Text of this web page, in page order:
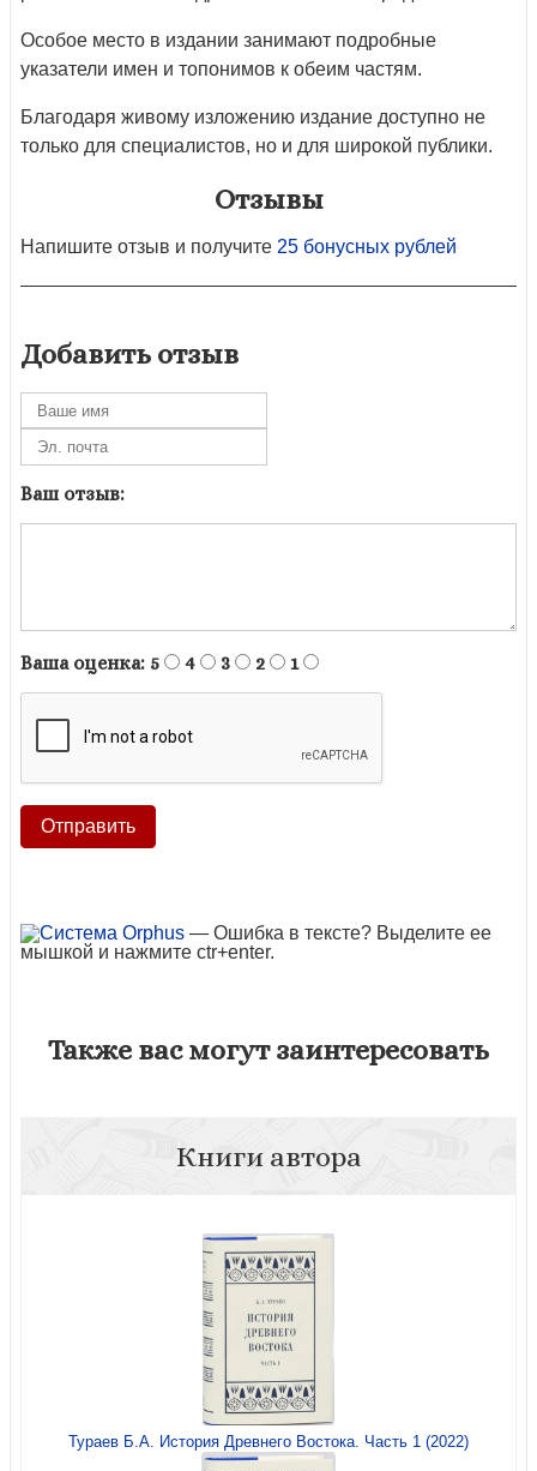
Особое место в издании занимают подробные
указатели имен и топонимов к обеим частям.
Благодаря живому изложению издание доступно не
только для специалистов, но и для широкой публики.
Отзывы
Напишите отзыв и получите 25 бонусных рублей
Добавить отзыв
Ваш отзыв:
Ваша оценка: 5 4 3 2 1
— Ошибка в тексте? Выделите ее
мышкой и нажмите ctr+enter.
Также вас могут заинтересовать
Книги автора
Тураев Б.А. История Древнего Востока. Часть 1 (2022)